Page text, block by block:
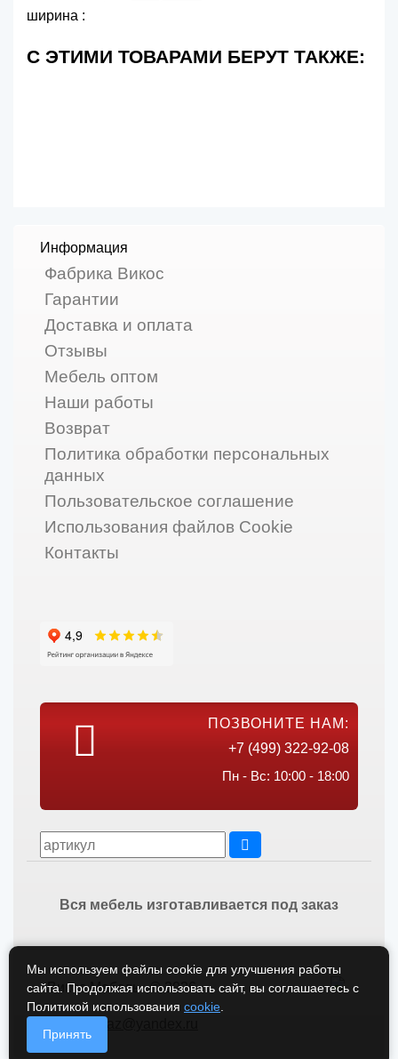
ширина :
С ЭТИМИ ТОВАРАМИ БЕРУТ ТАКЖЕ:
Информация
Фабрика Викос
Гарантии
Доставка и оплата
Отзывы
Мебель оптом
Наши работы
Возврат
Политика обработки персональных
данных
Пользовательское соглашение
Использования файлов Cookie
Контакты
ПОЗВОНИТЕ НАМ:
+7 (499) 322-92-08
Пн - Вс: 10:00 - 18:00
Вся мебель изготавливается под заказ
Викос Мебель © 2026
vikos-zakaz@yandex.ru
Мы используем файлы cookie для улучшения работы
сайта. Продолжая использовать сайт, вы соглашаетесь с
Политикой использования cookie
Принять